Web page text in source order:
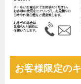
お客様限定の